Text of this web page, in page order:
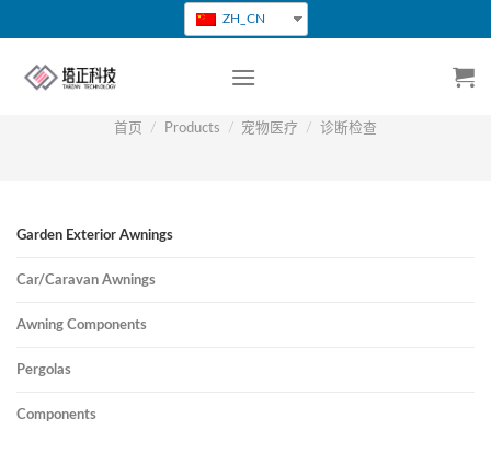
转
ZH_CN
首页 / Products / 宠物医疗 / 诊断检查
Garden Exterior Awnings
Car/Caravan Awnings
Awning Components
Pergolas
Components